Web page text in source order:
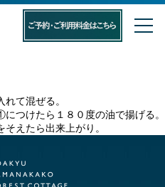
て混ぜる。
つけたら１８０度の油で揚げる。
えたら出来上がり。